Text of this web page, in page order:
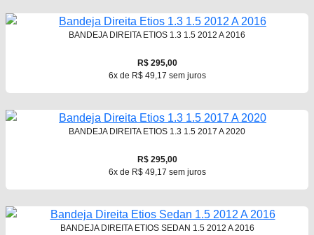
BANDEJA DIREITA ETIOS 1.3 1.5 2012 A 2016
R$ 295,00
6x de R$ 49,17 sem juros
BANDEJA DIREITA ETIOS 1.3 1.5 2017 A 2020
R$ 295,00
6x de R$ 49,17 sem juros
BANDEJA DIREITA ETIOS SEDAN 1.5 2012 A 2016